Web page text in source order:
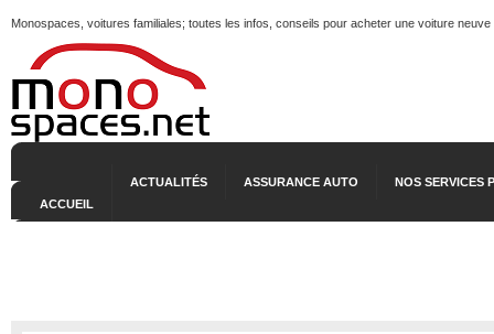
Monospaces, voitures familiales; toutes les infos, conseils pour acheter une voiture
ACCUEIL
ACTUALITÉS ASSURANCE AUTO NOS SERVICES